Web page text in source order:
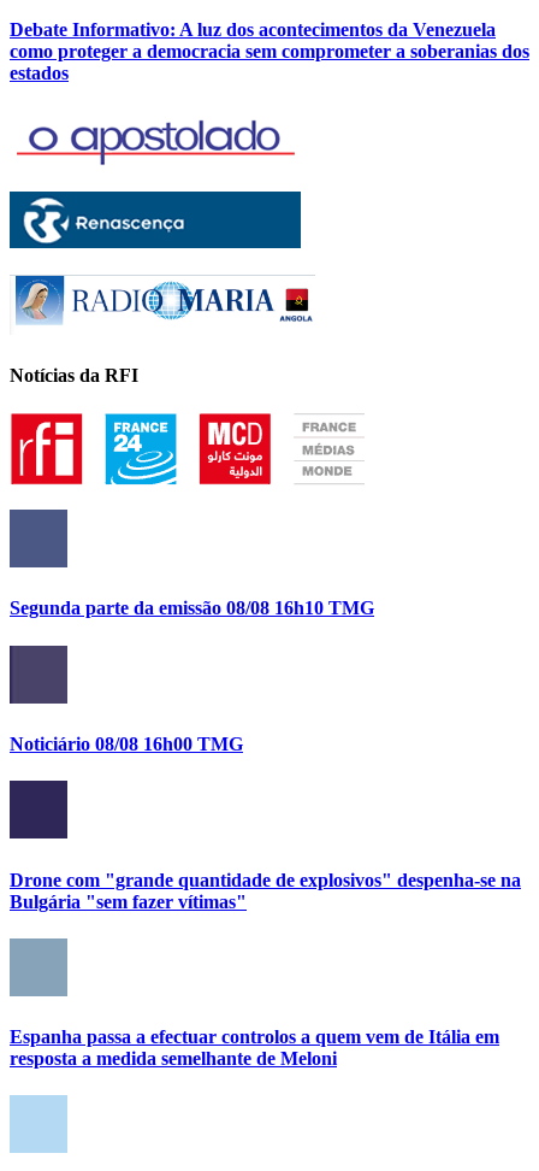
Debate Informativo: A luz dos acontecimentos da Venezuela
como proteger a democracia sem comprometer a soberanias dos
estados
Notícias da RFI
Segunda parte da emissão 08/08 16h10 TMG
Noticiário 08/08 16h00 TMG
Drone com "grande quantidade de explosivos" despenha-se na
Bulgária "sem fazer vítimas"
Espanha passa a efectuar controlos a quem vem de Itália em
resposta a medida semelhante de Meloni